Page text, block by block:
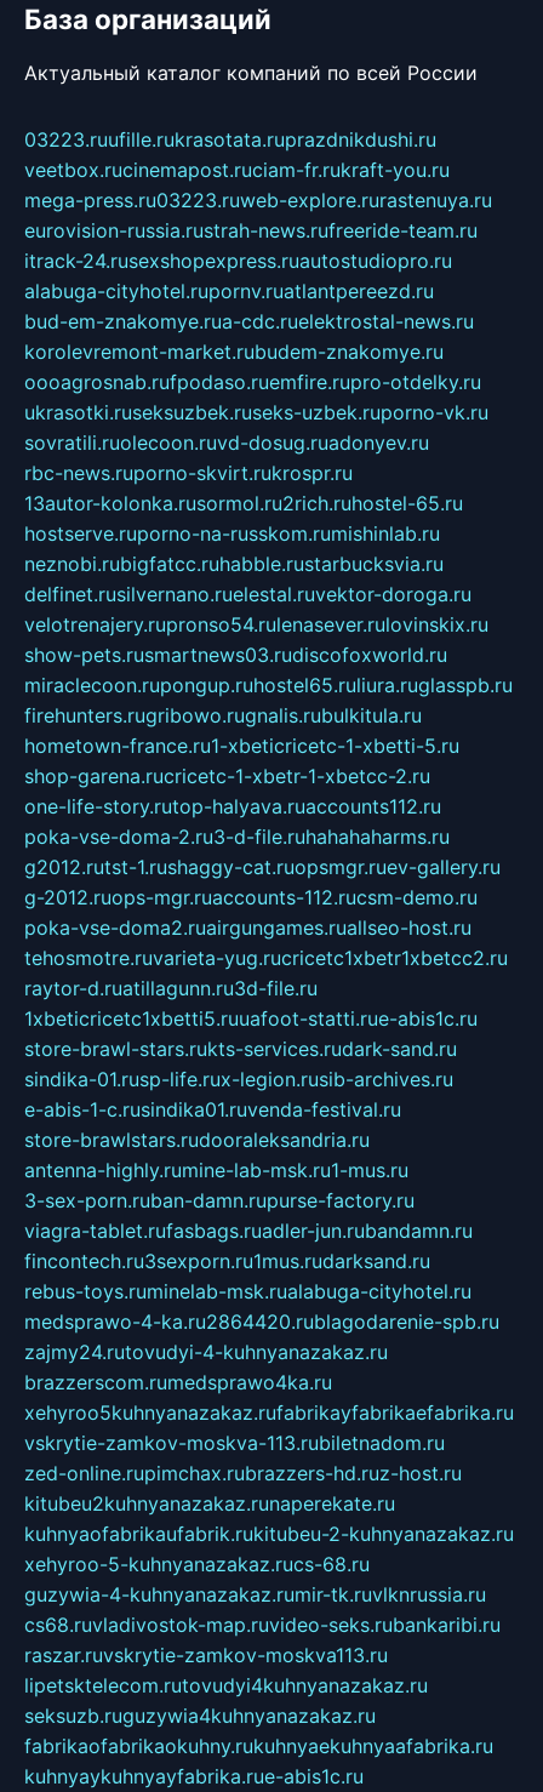
База организаций
Актуальный каталог компаний по всей России
03223.ruufille.rukrasotata.ruprazdnikdushi.ru
veetbox.rucinemapost.ruciam-fr.rukraft-you.ru
mega-press.ru03223.ruweb-explore.rurastenuya.ru
eurovision-russia.rustrah-news.rufreeride-team.ru
itrack-24.rusexshopexpress.ruautostudiopro.ru
alabuga-cityhotel.rupornv.ruatlantpereezd.ru
bud-em-znakomye.rua-cdc.ruelektrostal-news.ru
korolevremont-market.rubudem-znakomye.ru
oooagrosnab.rufpodaso.ruemfire.rupro-otdelky.ru
ukrasotki.ruseksuzbek.ruseks-uzbek.ruporno-vk.ru
sovratili.ruolecoon.ruvd-dosug.ruadonyev.ru
rbc-news.ruporno-skvirt.rukrospr.ru
13autor-kolonka.rusormol.ru2rich.ruhostel-65.ru
hostserve.ruporno-na-russkom.rumishinlab.ru
neznobi.rubigfatcc.ruhabble.rustarbucksvia.ru
delfinet.rusilvernano.ruelestal.ruvektor-doroga.ru
velotrenajery.rupronso54.rulenasever.rulovinskix.ru
show-pets.rusmartnews03.rudiscofoxworld.ru
miraclecoon.rupongup.ruhostel65.ruliura.ruglasspb.ru
firehunters.rugribowo.rugnalis.rubulkitula.ru
hometown-france.ru1-xbeticricetc-1-xbetti-5.ru
shop-garena.rucricetc-1-xbetr-1-xbetcc-2.ru
one-life-story.rutop-halyava.ruaccounts112.ru
poka-vse-doma-2.ru3-d-file.ruhahahaharms.ru
g2012.rutst-1.rushaggy-cat.ruopsmgr.ruev-gallery.ru
g-2012.ruops-mgr.ruaccounts-112.rucsm-demo.ru
poka-vse-doma2.ruairgungames.ruallseo-host.ru
tehosmotre.ruvarieta-yug.rucricetc1xbetr1xbetcc2.ru
raytor-d.ruatillagunn.ru3d-file.ru
1xbeticricetc1xbetti5.ruuafoot-statti.rue-abis1c.ru
store-brawl-stars.rukts-services.rudark-sand.ru
sindika-01.rusp-life.rux-legion.rusib-archives.ru
e-abis-1-c.rusindika01.ruvenda-festival.ru
store-brawlstars.rudooraleksandria.ru
antenna-highly.rumine-lab-msk.ru1-mus.ru
3-sex-porn.ruban-damn.rupurse-factory.ru
viagra-tablet.rufasbags.ruadler-jun.rubandamn.ru
fincontech.ru3sexporn.ru1mus.rudarksand.ru
rebus-toys.ruminelab-msk.rualabuga-cityhotel.ru
medsprawo-4-ka.ru2864420.rublagodarenie-spb.ru
zajmy24.rutovudyi-4-kuhnyanazakaz.ru
brazzerscom.rumedsprawo4ka.ru
xehyroo5kuhnyanazakaz.rufabrikayfabrikaefabrika.ru
vskrytie-zamkov-moskva-113.rubiletnadom.ru
zed-online.rupimchax.rubrazzers-hd.ruz-host.ru
kitubeu2kuhnyanazakaz.runaperekate.ru
kuhnyaofabrikaufabrik.rukitubeu-2-kuhnyanazakaz.ru
xehyroo-5-kuhnyanazakaz.rucs-68.ru
guzywia-4-kuhnyanazakaz.rumir-tk.ruvlknrussia.ru
cs68.ruvladivostok-map.ruvideo-seks.rubankaribi.ru
raszar.ruvskrytie-zamkov-moskva113.ru
lipetsktelecom.rutovudyi4kuhnyanazakaz.ru
seksuzb.ruguzywia4kuhnyanazakaz.ru
fabrikaofabrikaokuhny.rukuhnyaekuhnyaafabrika.ru
kuhnyaykuhnyayfabrika.rue-abis1c.ru